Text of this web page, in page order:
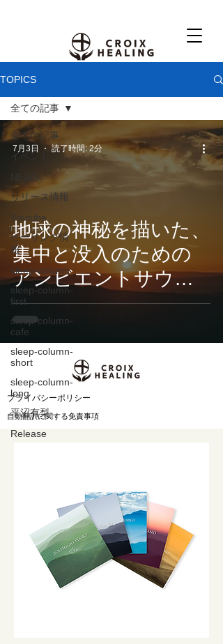
TOPICS
全ての記事
イベント
NEWS
リリース情報
Youtube
ヒーリング情
報
sleep-column
sleep-column-
first
sleep-column-
cafe
sleep-column-
short
sleep-column-
long
平沼有梨
Release
全ての記事
地球の神秘を描いた、
集中と没入のための
アンビエントサウン
ド。CROIX
HEALING『
TerranovaPulse -
HiddenMantles 』7月
3日配信開始
7月3日 読了時間: 2分
​プライバシーポリシー
自動翻訳に関する免責事項